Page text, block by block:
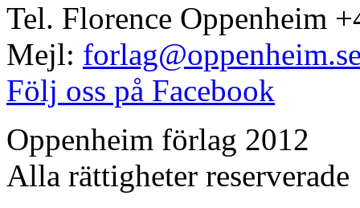
Tel. Florence Oppenheim
Mejl:
Följ oss på Facebook
Oppenheim förlag 2012
Alla rättigheter reserverade